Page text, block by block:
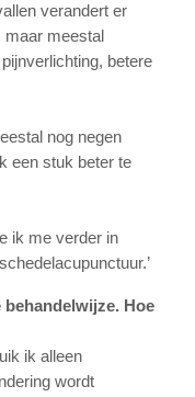
verandert er
maar meestal
betere
nog negen
een stuk beter te
ik me verder in
Hoe
ik alleen
wordt